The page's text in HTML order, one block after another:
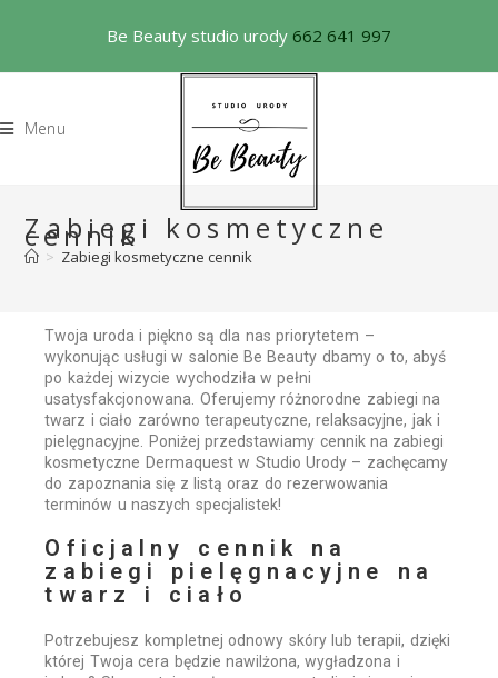
Be Beauty studio urody 662 641 997
Menu
Zabiegi kosmetyczne
cennik
> Zabiegi kosmetyczne cennik
Twoja uroda i piękno są dla nas priorytetem –
wykonując usługi w salonie Be Beauty dbamy o to, abyś
po każdej wizycie wychodziła w pełni
usatysfakcjonowana. Oferujemy różnorodne zabiegi na
twarz i ciało zarówno terapeutyczne, relaksacyjne, jak i
pielęgnacyjne. Poniżej przedstawiamy cennik na zabiegi
kosmetyczne Dermaquest w Studio Urody – zachęcamy
do zapoznania się z listą oraz do rezerwowania
terminów u naszych specjalistek!
Oficjalny cennik na
zabiegi pielęgnacyjne na
twarz i ciało
Potrzebujesz kompletnej odnowy skóry lub terapii, dzięki
której Twoja cera będzie nawilżona, wygładzona i